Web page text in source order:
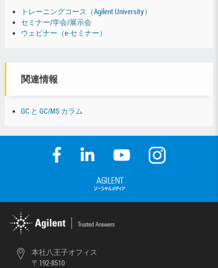
トレーニングコース（Agilent University）
セミナー/学会/展示会
ウェビナー（e-セミナー）
関連情報
GC と GC/MS カラム
本社八王子オフィス
〒192-8510